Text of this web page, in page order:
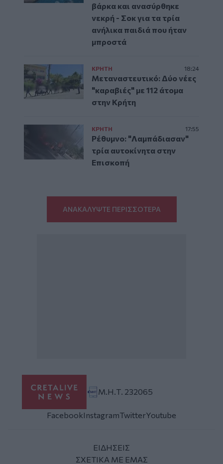
βάρκα και ανασύρθηκε
νεκρή - Σοκ για τα τρία
ανήλικα παιδιά που ήταν
μπροστά
ΚΡΗΤΗ 18:24
Μεταναστευτικό: Δύο νέες
"καραβιές" με 112 άτομα
στην Κρήτη
ΚΡΗΤΗ 17:55
Ρέθυμνο: "Λαμπάδιασαν"
τρία αυτοκίνητα στην
Επισκοπή
ΑΝΑΚΑΛΥΨΤΕ ΠΕΡΙΣΣΟΤΕΡΑ
Μ.Η.Τ. 232065
FacebookInstagramTwitterYoutube
ΕΙΔΗΣΕΙΣ
ΣΧΕΤΙΚΑ ΜΕ ΕΜΑΣ